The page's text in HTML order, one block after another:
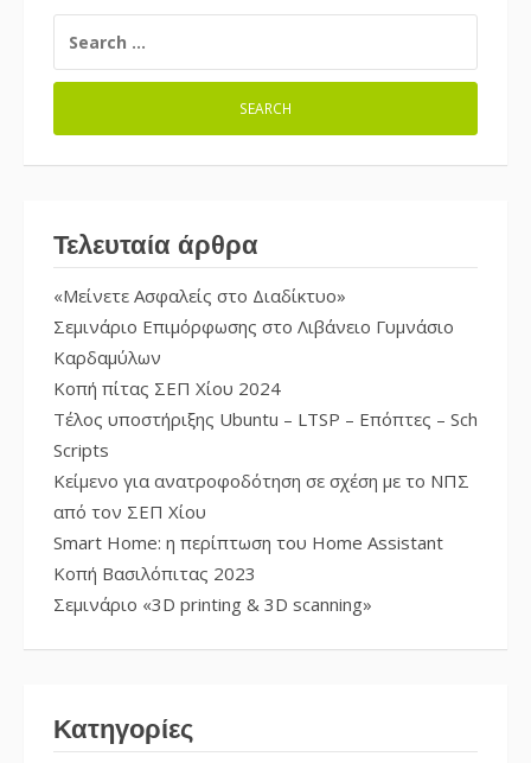
FOR:
Τελευταία άρθρα
«Μείνετε Ασφαλείς στο Διαδίκτυο»
Σεμινάριο Επιμόρφωσης στο Λιβάνειο Γυμνάσιο
Καρδαμύλων
Κοπή πίτας ΣΕΠ Χίου 2024
Τέλος υποστήριξης Ubuntu – LTSP – Επόπτες – Sch
Scripts
Κείμενο για ανατροφοδότηση σε σχέση με το ΝΠΣ
από τον ΣΕΠ Χίου
Smart Home: η περίπτωση του Home Assistant
Κοπή Βασιλόπιτας 2023
Σεμινάριο «3D printing & 3D scanning»
Κατηγορίες